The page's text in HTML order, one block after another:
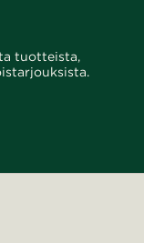
tuotteista,